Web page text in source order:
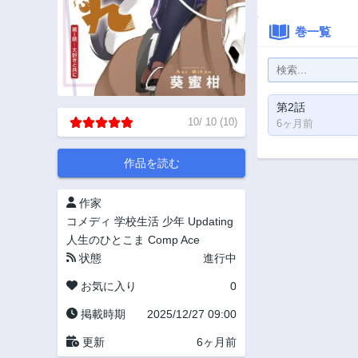
10/ 10 (10)
作品を読む
作家
コメディ 学校生活 少年 Updating
人生のひとこま Comp Ace
状態
進行中
お気に入り 0
掲載時期 2025/12/27 09:00
更新 6ヶ月前
巻一覧
第2話
6ヶ月前